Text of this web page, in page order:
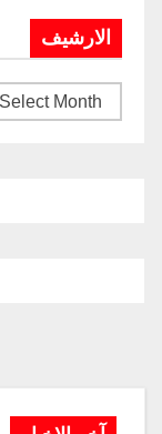
الارشيف